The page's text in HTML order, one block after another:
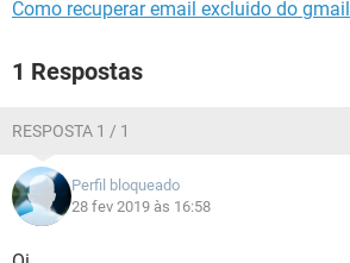
Como recuperar email excluido do gmail
1 Respostas
RESPOSTA 1 / 1
Perfil bloqueado
28 fev 2019 às 16:58